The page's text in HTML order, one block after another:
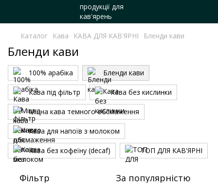
Каталог Кава КАВА ДЛЯ КАВ'ЯРНІ Бленди кави
Бленди кави
100% арабіка Бленди кави
Кава під фільтр Кава без кислинки
Міцна кава темного обсмаження
Кава для напоїв з молоком
Кава без кофеїну (decaf) ТОП ДЛЯ КАВ'ЯРНІ
Фільтр За популярністю